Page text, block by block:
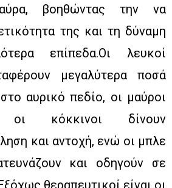
βοηθώντας την να
της και τη δύναμη
επίπεδα.Οι λευκοί
μεγαλύτερα ποσά
αυρικό πεδίο, οι μαύροι
οι κόκκινοι δίνουν
και αντοχή, ενώ οι μπλε
και οδηγούν σε